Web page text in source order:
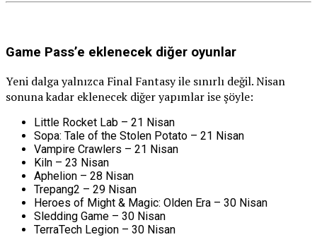
Game Pass’e eklenecek diğer oyunlar
Yeni dalga yalnızca Final Fantasy ile sınırlı değil. Nisan
sonuna kadar eklenecek diğer yapımlar ise şöyle:
Little Rocket Lab – 21 Nisan
Sopa: Tale of the Stolen Potato – 21 Nisan
Vampire Crawlers – 21 Nisan
Kiln – 23 Nisan
Aphelion – 28 Nisan
Trepang2 – 29 Nisan
Heroes of Might & Magic: Olden Era – 30 Nisan
Sledding Game – 30 Nisan
TerraTech Legion – 30 Nisan